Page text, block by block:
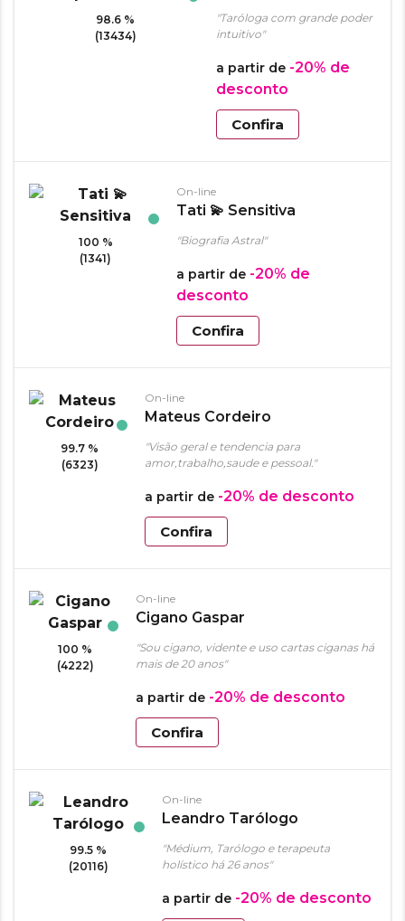
98.6 %
(13434)
Terapeuta Holistica
"Taróloga com grande poder
intuitivo"
a partir de -20% de
desconto
Confira
100 %
(1341)
On-line
Tati 💫 Sensitiva
"Biografia Astral"
a partir de -20% de
desconto
Confira
99.7 %
(6323)
On-line
Mateus Cordeiro
"Visão geral e tendencia para
amor,trabalho,saude e pessoal."
a partir de -20% de desconto
Confira
100 %
(4222)
On-line
Cigano Gaspar
"Sou cigano, vidente e uso cartas ciganas há
mais de 20 anos"
a partir de -20% de desconto
Confira
99.5 %
(20116)
On-line
Leandro Tarólogo
"Médium, Tarólogo e terapeuta
holístico há 26 anos"
a partir de -20% de desconto